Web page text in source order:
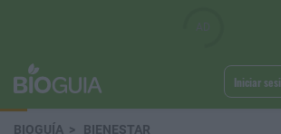
Iniciar
BIOGUÍA BIENESTAR